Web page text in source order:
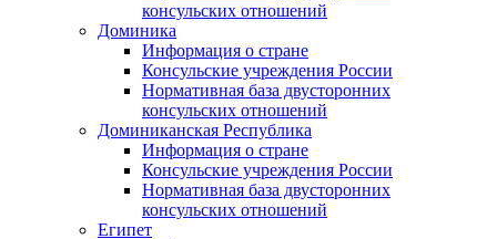
консульских отношений
Доминика
Информация о стране
Консульские учреждения России
Нормативная база двусторонних
консульских отношений
Доминиканская Республика
Информация о стране
Консульские учреждения России
Нормативная база двусторонних
консульских отношений
Египет